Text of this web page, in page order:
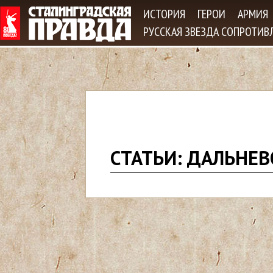
ИСТОРИЯ ГЕРОИ
АРМИЯ
РУССКАЯ ЗВЕЗДА
ы
з
д
СТАТЬИ: